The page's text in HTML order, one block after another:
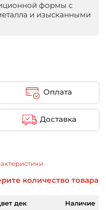
формы с
и изысканными
Оплата
Доставка
количество товара
дек
Наличие